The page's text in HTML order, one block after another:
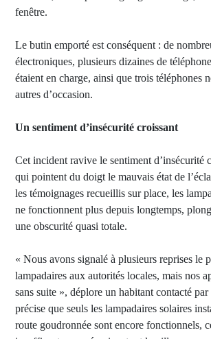
fenêtre.
Le butin emporté est conséquent : de
électroniques, plusieurs dizaines de
étaient en charge, ainsi que trois téléphones
autres d’occasion.
Un sentiment d’insécurité croissant
Cet incident ravive le sentiment d’insécurité
qui pointent du doigt le mauvais état de
les témoignages recueillis sur place, les
ne fonctionnent plus depuis longtemps,
une obscurité quasi totale.
« Nous avons signalé à plusieurs reprises le
lampadaires aux autorités locales, mais nos
sans suite », déplore un habitant contacté
précise que seuls les lampadaires solaires
route goudronnée sont encore fonctionnels,